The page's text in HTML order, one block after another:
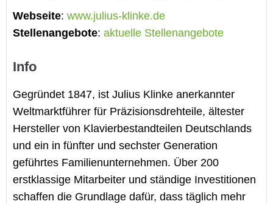
Webseite: www.julius-klinke.de
Stellenangebote: aktuelle Stellenangebote
Info
Gegründet 1847, ist Julius Klinke anerkannter
Weltmarktführer für Präzisionsdrehteile, ältester
Hersteller von Klavierbestandteilen Deutschlands
und ein in fünfter und sechster Generation
geführtes Familienunternehmen. Über 200
erstklassige Mitarbeiter und ständige Investitionen
schaffen die Grundlage dafür, dass täglich mehr